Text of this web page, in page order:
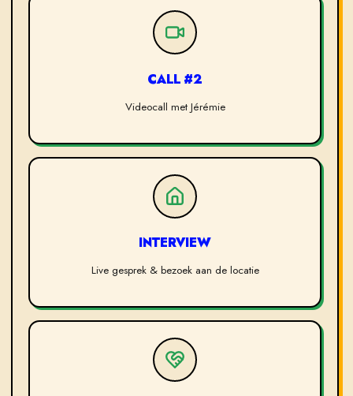
CALL #2
Videocall met Jérémie
INTERVIEW
Live gesprek & bezoek aan de locatie